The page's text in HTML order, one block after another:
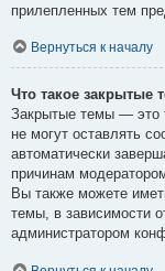
прилепленных тем
Вернуться к началу
Что такое закрытые
Закрытые темы — это
не могут оставлять
автоматически
причинам
Вы также можете
темы, в зависимости
администратором